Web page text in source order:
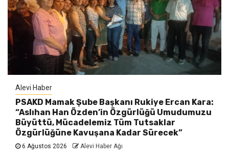
Alevi Haber
PSAKD Mamak Şube Başkanı Rukiye Ercan Kara:
“Aslıhan Han Özden’in Özgürlüğü Umudumuzu
Büyüttü, Mücadelemiz Tüm Tutsaklar
Özgürlüğüne Kavuşana Kadar Sürecek”
6 Ağustos 2026 Alevi Haber Ağı